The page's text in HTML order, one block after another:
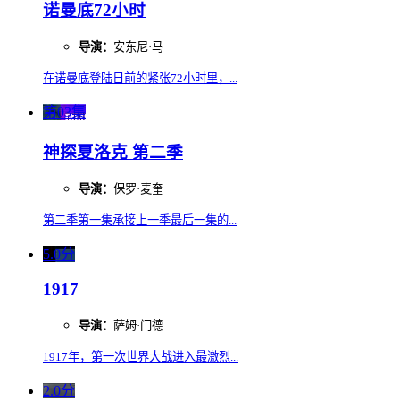
诺曼底72小时
导演： 安东尼·马
在诺曼底登陆日前的紧张72小时里，...
第03集
神探夏洛克 第二季
导演： 保罗·麦奎
第二季第一集承接上一季最后一集的...
5.0分
1917
导演： 萨姆·门德
1917年，第一次世界大战进入最激烈...
2.0分